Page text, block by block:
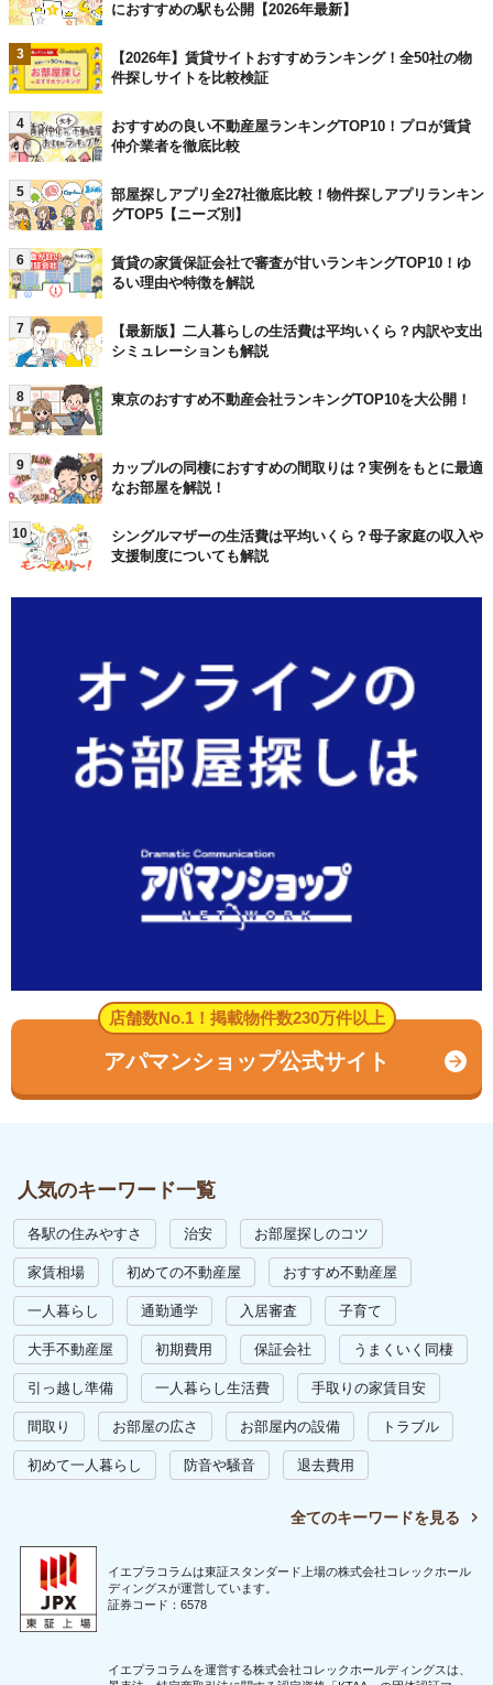
におすすめの駅も公開【2026年最新】
3
【2026年】賃貸サイトおすすめランキング！全50社の物
件探しサイトを比較検証
4
おすすめの良い不動産屋ランキングTOP10！プロが賃貸
仲介業者を徹底比較
5
部屋探しアプリ全27社徹底比較！物件探しアプリランキン
グTOP5【ニーズ別】
6
賃貸の家賃保証会社で審査が甘いランキングTOP10！ゆ
るい理由や特徴を解説
7
【最新版】二人暮らしの生活費は平均いくら？内訳や支出
シミュレーションも解説
8 東京のおすすめ不動産会社ランキングTOP10を大公開！
9
カップルの同棲におすすめの間取りは？実例をもとに最適
なお部屋を解説！
10
シングルマザーの生活費は平均いくら？母子家庭の収入や
支援制度についても解説
店舗数No.1！掲載物件数230万件以上
アパマンショップ公式サイト
人気のキーワード一覧
各駅の住みやすさ 治安 お部屋探しのコツ
家賃相場 初めての不動産屋 おすすめ不動産屋
一人暮らし 通勤通学 入居審査 子育て
大手不動産屋 初期費用 保証会社 うまくいく同棲
引っ越し準備 一人暮らし生活費 手取りの家賃目安
間取り お部屋の広さ お部屋内の設備 トラブル
初めて一人暮らし 防音や騒音 退去費用
全てのキーワードを見る
イエプラコラムは東証スタンダード上場の株式会社コレックホール
ディングスが運営しています。
証券コード：6578
イエプラコラムを運営する株式会社コレックホールディングスは、